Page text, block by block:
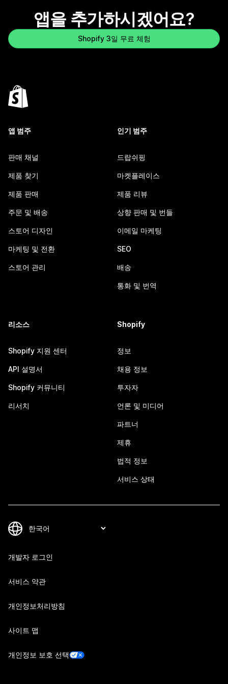
앱을 추가하시겠어요?
Shopify 3일 무료 체험
앱 범주
판매 채널
제품 찾기
제품 판매
주문 및 배송
스토어 디자인
마케팅 및 전환
스토어 관리
인기 범주
드랍쉬핑
마켓플레이스
제품 리뷰
상향 판매 및 번들
이메일 마케팅
SEO
배송
통화 및 번역
리소스
Shopify 지원 센터
API 설명서
Shopify 커뮤니티
리서치
Shopify
정보
채용 정보
투자자
언론 및 미디어
파트너
제휴
법적 정보
서비스 상태
개발자 로그인
서비스 약관
개인정보처리방침
사이트 맵
개인정보 보호 선택